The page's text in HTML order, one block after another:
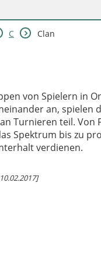
C Clan
von Spielern in
an, spielen
Turnieren teil. Von
Spektrum bis zu
verdienen.